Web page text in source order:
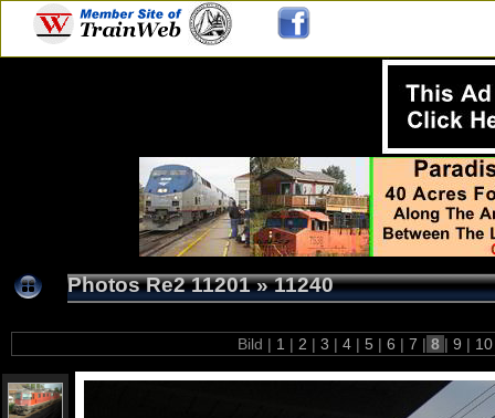
Photos Re2 11201»11240
Bild | 1 | 2 | 3 | 4 | 5 | 6 | 7 | 8 | 9 |